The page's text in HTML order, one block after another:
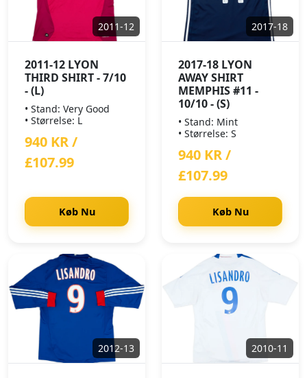
2011-12
2011-12 LYON
THIRD SHIRT - 7/10
- (L)
• Stand: Very Good
• Størrelse: L
940 KR /
£107.99
Køb Nu
2017-18
2017-18 LYON
AWAY SHIRT
MEMPHIS #11 -
10/10 - (S)
• Stand: Mint
• Størrelse: S
940 KR /
£107.99
Køb Nu
2012-13 2010-11